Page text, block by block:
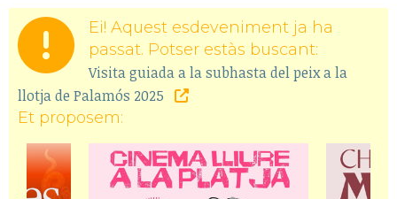
Ei! Aquest esdeveniment ja ha
passat. Potser estàs buscant:
Visita guiada a la subhasta del peix a la
llotja de Palamós 2025
Et proposem: